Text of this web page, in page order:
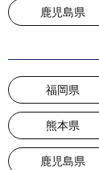
鹿児島県
福岡県
熊本県
鹿児島県